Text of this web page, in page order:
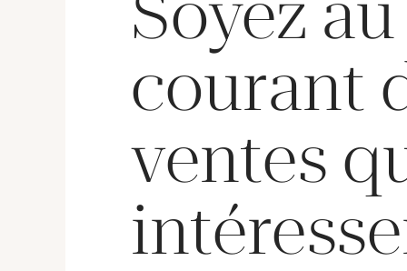
Soyez au
courant
ventes